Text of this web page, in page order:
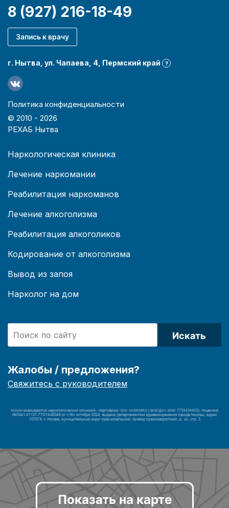
8 (927) 216-18-49
Запись к врачу
г. Нытва, ул. Чапаева, 4, Пермский край ?
Политика конфиденциальности
© 2010 - 2026
РЕХАБ Нытва
Наркологическая клиника
Лечение наркомании
Реабилитация наркоманов
Лечение алкоголизма
Реабилитация алкоголиков
Кодирование от алкоголизма
Вывод из запоя
Нарколог на дом
Искать
Жалобы / предложения?
Свяжитесь с руководителем
Показать на карте